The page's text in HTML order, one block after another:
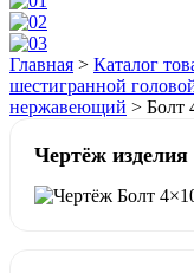
Главная > Каталог
шестигранной
нержавеющий > Болт
Чертёж изделия